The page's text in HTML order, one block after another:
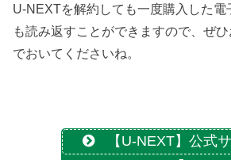
U-NEXTを解約しても一度購入した
も読み返すことができますので、ぜ
でおいてくださいね。
【U-NEXT】公式